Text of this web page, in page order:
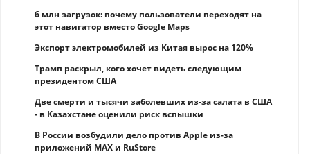
6 млн загрузок: почему пользователи переходят на
этот навигатор вместо Google Maps
Экспорт электромобилей из Китая вырос на 120%
Трамп раскрыл, кого хочет видеть следующим
президентом США
Две смерти и тысячи заболевших из-за салата в США
- в Казахстане оценили риск вспышки
В России возбудили дело против Apple из-за
приложений MAX и RuStore